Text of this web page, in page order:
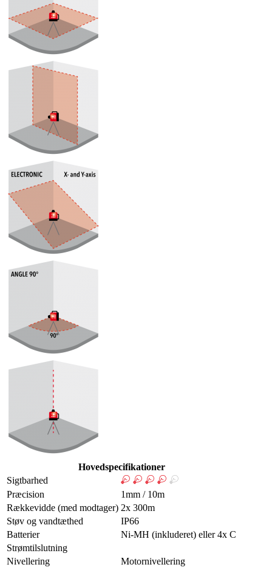
Hovedspecifikationer
Sigtbarhed
Præcision
1mm / 10m
Rækkevidde (med modtager) 2x 300m
Støv og vandtæthed
IP66
Batterier
Ni-MH (inkluderet) eller 4x C
Strømtilslutning
Nivellering
Motornivellering